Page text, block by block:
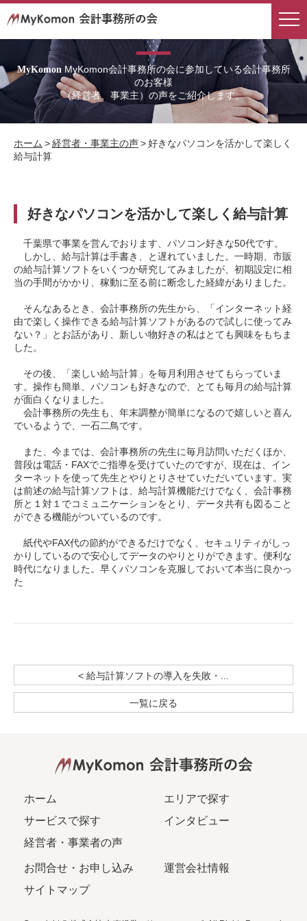
MyKomon MyKomon会計事務所の会に参加している会計事務所
のお客様
（経営者、事業主）の声をご紹介します。
ホーム >経営者・事業主の声>好きなパソコンを活かして楽しく
給与計算
好きなパソコンを活かして楽しく給与計算
千葉県で事業を営んでおります、パソコン好きな50代です。
しかし、給与計算は手書き、と遅れていました。一時期、市販
の給与計算ソフトをいくつか研究してみましたが、初期設定に相
当の手間がかかり、稼動に至る前に断念した経緯がありました。
そんなあるとき、会計事務所の先生から、「インターネット経
由で楽しく操作できる給与計算ソフトがあるので試しに使ってみ
ない？」とお話があり、新しい物好きの私はとても興味をもちま
した。
その後、「楽しい給与計算」を毎月利用させてもらっていま
す。操作も簡単、パソコンも好きなので、とても毎月の給与計算
が面白くなりました。
会計事務所の先生も、年末調整が簡単になるので嬉しいと喜ん
でいるようで、一石二鳥です。
また、今までは、会計事務所の先生に毎月訪問いただくほか、
普段は電話・FAXでご指導を受けていたのですが、現在は、イン
ターネットを使って先生とやりとりさせていただいています。実
は前述の給与計算ソフトは、給与計算機能だけでなく、会計事務
所と１対１でコミュニケーションをとり、データ共有も図ること
ができる機能がついているのです。
紙代やFAX代の節約ができるだけでなく、セキュリティがしっ
かりしているので安心してデータのやりとりができます。便利な
時代になりました。早くパソコンを克服しておいて本当に良かっ
た
< 給与計算ソフトの導入を失敗・...
一覧に戻る
ホーム
エリアで探す
サービスで探す
インタビュー
経営者・事業者の声
お問合せ・お申し込み
運営会社情報
サイトマップ